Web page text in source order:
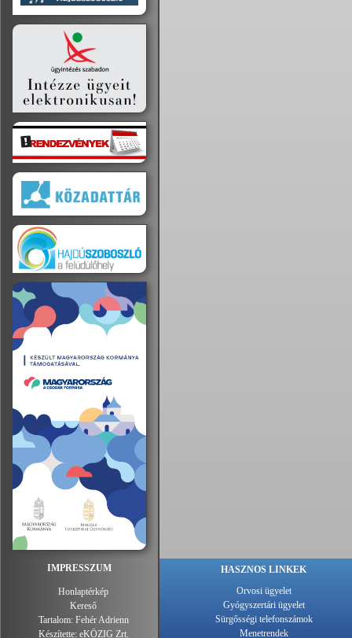
IMPRESSZUM
Honlaptérkép
Kereső
Tartalom: Fehér Adrienn
Készítette: eKÖZIG Zrt.
HASZNOS LINKEK
Orvosi ügyelet
Gyógyszertári ügyelet
Sürgősségi telefonszámok
Menetrendek